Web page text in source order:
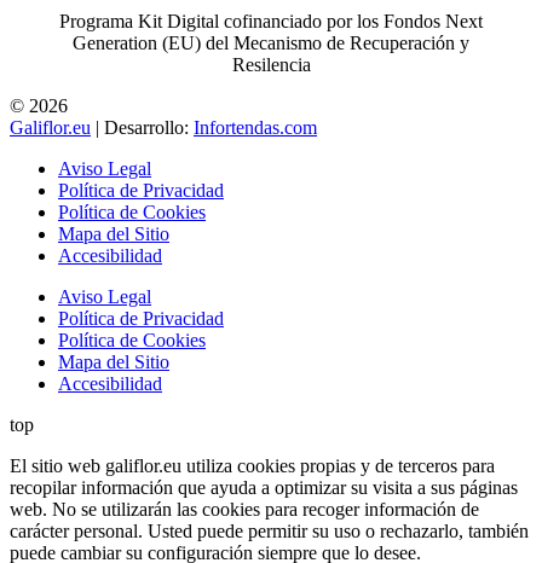
Programa Kit Digital cofinanciado por los Fondos Next
Generation (EU) del Mecanismo de Recuperación y
Resilencia
© 2026
Galiflor.eu | Desarrollo: Infortendas.com
Aviso Legal
Política de Privacidad
Política de Cookies
Mapa del Sitio
Accesibilidad
Aviso Legal
Política de Privacidad
Política de Cookies
Mapa del Sitio
Accesibilidad
top
El sitio web galiflor.eu utiliza cookies propias y de terceros para
recopilar información que ayuda a optimizar su visita a sus páginas
web. No se utilizarán las cookies para recoger información de
carácter personal. Usted puede permitir su uso o rechazarlo, también
puede cambiar su configuración siempre que lo desee.